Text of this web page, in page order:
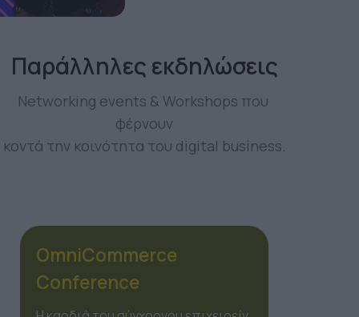
Παράλληλες εκδηλώσεις
Networking events & Workshops που
φέρνουν
κοντά την κοινότητα του digital business.
OmiMarketing
Conference